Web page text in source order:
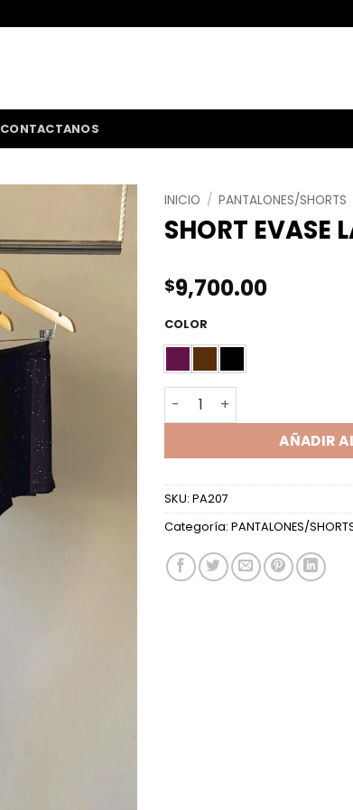
ENVÍOS A
CONTACTANOS
INICIO / PANTALONES/SHORTS
SHORT EVASE
$9,700.00
COLOR
SHORT EVASE LANILLA
AÑADIR
SKU: PA207
Categoría: PANTALONES/